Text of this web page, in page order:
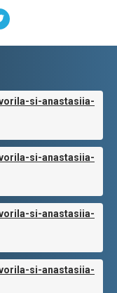
si-anastasiia-
si-anastasiia-
si-anastasiia-
si-anastasiia-